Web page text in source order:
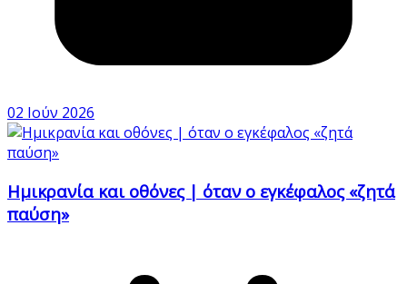
02 Ιούν 2026
Ημικρανία και οθόνες | όταν ο εγκέφαλος «ζητά
παύση»